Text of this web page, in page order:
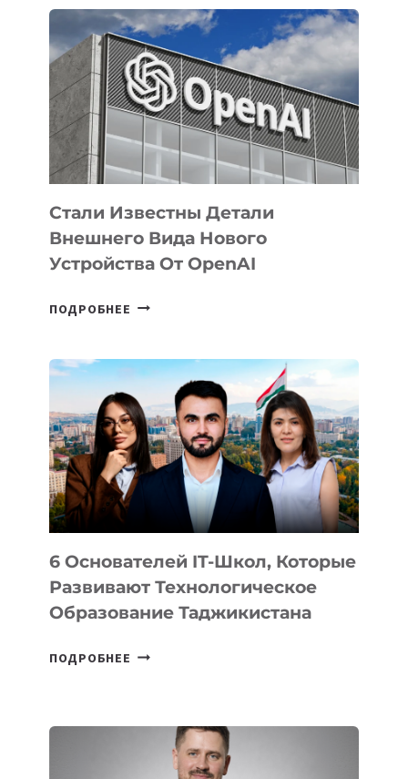
ПРИОРИТЕТНЫЕ
ЗАДАЧИ
ПО
РАЗВИТИЮ
ЭКОСИСТЕМЫ
ИСКУССТВЕННОГО
ИНТЕЛЛЕКТА
Стали Известны Детали
Внешнего Вида Нового
Устройства От OpenAI
ПОДРОБНЕЕ СТАЛИ
ВНЕШНЕГО
ВИДА
НОВОГО
УСТРОЙСТВА
ОТ
OPENAI
6 Основателей IT-Школ, Которые
Развивают Технологическое
Образование Таджикистана
ПОДРОБНЕЕ 6
КОТОРЫЕ
РАЗВИВАЮТ